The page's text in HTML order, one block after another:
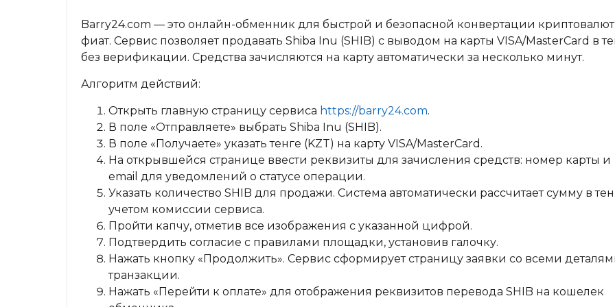
Barry24.com — это онлайн-обменник для быстрой и безопасной конвертации
фиат. Сервис позволяет продавать Shiba Inu (SHIB) с выводом на карты VISA/MasterCard в
без верификации. Средства зачисляются на карту автоматически за несколько минут.
Алгоритм действий:
Открыть главную страницу сервиса https://barry24.com.
В поле «Отправляете» выбрать Shiba Inu (SHIB).
В поле «Получаете» указать тенге (KZT) на карту VISA/MasterCard.
На открывшейся странице ввести реквизиты для зачисления средств: номер карты и
email для уведомлений о статусе операции.
Указать количество SHIB для продажи. Система автоматически рассчитает сумму в
учетом комиссии сервиса.
Пройти капчу, отметив все изображения с указанной цифрой.
Подтвердить согласие с правилами площадки, установив галочку.
Нажать кнопку «Продолжить». Сервис сформирует страницу заявки со всеми
транзакции.
Нажать «Перейти к оплате» для отображения реквизитов перевода SHIB на кошелек